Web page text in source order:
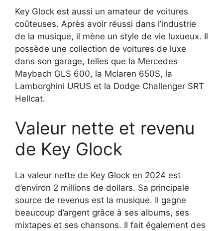
Key Glock est aussi un amateur de voitures
coûteuses. Après avoir réussi dans l’industrie
de la musique, il mène un style de vie luxueux. Il
possède une collection de voitures de luxe
dans son garage, telles que la Mercedes
Maybach GLS 600, la Mclaren 650S, la
Lamborghini URUS et la Dodge Challenger SRT
Hellcat.
Valeur nette et revenu
de Key Glock
La valeur nette de Key Glock en 2024 est
d’environ 2 millions de dollars. Sa principale
source de revenus est la musique. Il gagne
beaucoup d’argent grâce à ses albums, ses
mixtapes et ses chansons. Il fait également des